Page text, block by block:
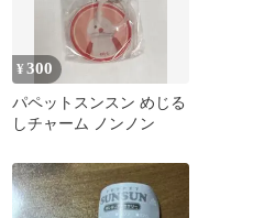
¥300
パペットスンスン めじる
しチャーム ノンノン